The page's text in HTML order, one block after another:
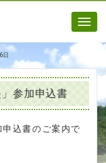
日
参加申込書
申込書のご案内で